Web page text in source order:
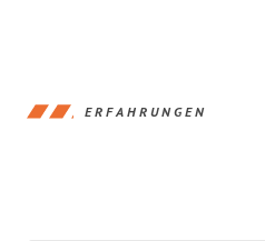
ERFAHRUNGEN